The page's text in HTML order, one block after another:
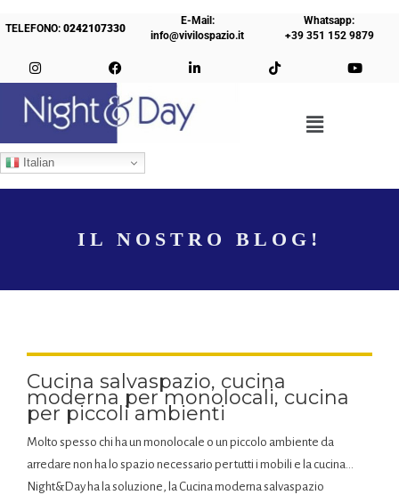
TELEFONO:0242107330
E-Mail:
info@vivilospazio.it
Whatsapp:
+39 351 152 9879
Italian
IL NOSTRO BLOG!
Cucina salvaspazio, cucina
moderna per monolocali, cucina
per piccoli ambienti
Molto spesso chi ha un monolocale o un piccolo ambiente da
arredare non ha lo spazio necessario per tutti i mobili e la cucina…
Night&Day ha la soluzione, la Cucina moderna salvaspazio